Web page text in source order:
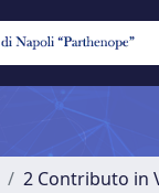
2 Contributo in